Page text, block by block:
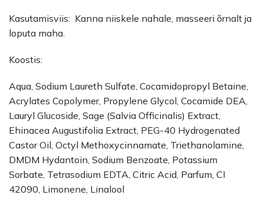
Kasutamisviis: Kanna niiskele nahale, masseeri õrnalt ja
loputa maha.
Koostis:
Aqua, Sodium Laureth Sulfate, Cocamidopropyl Betaine,
Acrylates Copolymer, Propylene Glycol, Cocamide DEA,
Lauryl Glucoside, Sage (Salvia Officinalis) Extract,
Ehinacea Augustifolia Extract, PEG-40 Hydrogenated
Castor Oil, Octyl Methoxycinnamate, Triethanolamine,
DMDM Hydantoin, Sodium Benzoate, Potassium
Sorbate, Tetrasodium EDTA, Citric Acid, Parfum, CI
42090, Limonene, Linalool